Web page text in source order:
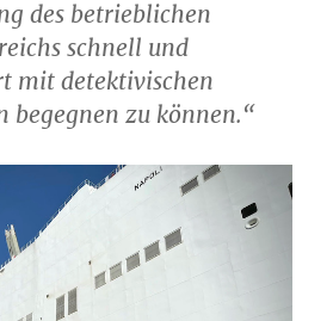
des betrieblichen
schnell und
mit detektivischen
begegnen zu können.“